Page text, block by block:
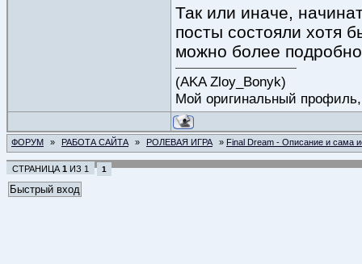
Так или иначе,
посты состояли хотя
можно более
(AKA Zloy_Bonyk)
Мой оригинальный профиль,
ФОРУМ » РАБОТА САЙТА » РОЛЕВАЯ ИГРА » Final Dream - Описание и сама
СТРАНИЦА 1 ИЗ 1 1